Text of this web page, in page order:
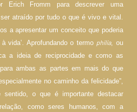
Erich Fromm para descrever uma
atraído por tudo o que é vivo e vital.
a apresentar um conceito que poderia
vida’. Aprofundando o termo philia, ou
a ideia de reciprocidade e como as
ambas as partes em mais do que
no caminho da felicidade”,
sentido, o que é importante destacar
como seres humanos, com a